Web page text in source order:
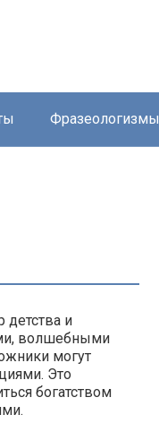
Фразеологизмы
и
волшебными
могут
Это
богатством